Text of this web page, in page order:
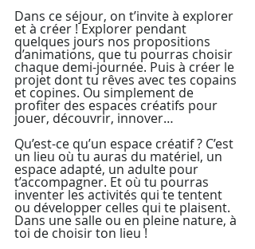
Dans ce séjour, on t’invite à explorer
et à créer ! Explorer pendant
quelques jours nos propositions
d’animations, que tu pourras choisir
chaque demi-journée. Puis à créer le
projet dont tu rêves avec tes copains
et copines. Ou simplement de
profiter des espaces créatifs pour
jouer, découvrir, innover…
Qu’est-ce qu’un espace créatif ? C’est
un lieu où tu auras du matériel, un
espace adapté, un adulte pour
t’accompagner. Et où tu pourras
inventer les activités qui te tentent
ou développer celles qui te plaisent.
Dans une salle ou en pleine nature, à
toi de choisir ton lieu !